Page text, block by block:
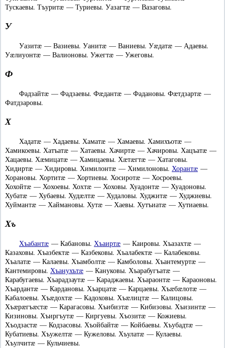
Тускаевы. Тъуритæ — Туриевы. Уазагтæ — Вазаговы.
У
Уазитæ — Вазиевы. Уанитæ — Ваниевы. Уæдатæ — Адаевы.
Уæлиуонтæ — Валионовы. Ужегтæ — Ужеговы.
Ф
Фадзайтæ — Фадзаевы. Фæдантæ — Фадановы. Фæтдзартæ —
Фатдзаровы.
Х
Хадатæ — Хадаевы. Хаматæ — Хамаевы. Хамихъотæ —
Хамикоевы. Хатъатæ — Хатаевы. Хачиртæ — Хачировы. Хацъатæ —
Хацаевы. Хæмицатæ — Хамицаевы. Хæтæгтæ — Хатаговы.
Хидиртæ — Хидировы. Химилонтæ — Химилоновы. Хорантæ —
Хорановы. Хортитæ — Хортиевы. Хосиротæ — Хосроевы.
Хохойтæ — Хохоевы. Хохтæ — Хоховы. Хуадонтæ — Хуадоновы.
Хубатæ — Хубаевы. Худæлтæ — Худаловы. Худжитæ — Худжиевы.
Хуймантæ — Хаймановы. Хутæ — Хаевы. Хутъиатæ — Хутиаевы.
Хъ
Хъабантæ — Кабановы. Хъаиртæ — Каировы. Хъазахтæ —
Казаховы. Хъазбектæ — Казбековы. Хъалабектæ — Калабековы.
Хъалатæ — Калаевы. Хъамболтæ — Камболовы. Хъантемуртæ —
Кантемировы. Хъанухътæ — Кануковы. Хъарабугъатæ —
Карабугаевы. Хъарадзаутæ — Караджаевы. Хъараонтæ — Караоновы.
Хъардантæ — Кардановы. Хъарцатæ — Карцаевы. Хъæбæлотæ —
Кабалоевы. Хъæдохтæ — Кадоховы. Хъæлицтæ — Калицовы.
Хъæрæгъæстæ — Карагасовы. Хъибизтæ — Кибизовы. Хъизинтæ —
Кизиновы. Хъиргъутæ — Киргуевы. Хъозитæ — Кожиевы.
Хъодзастæ — Кодзасовы. Хъойбайтæ — Койбаевы. Хъубадтæ —
Кубатиевы. Хъужелтæ — Кужеловы. Хъулатæ — Кулаевы.
Хъулчитæ — Кульчиевы.